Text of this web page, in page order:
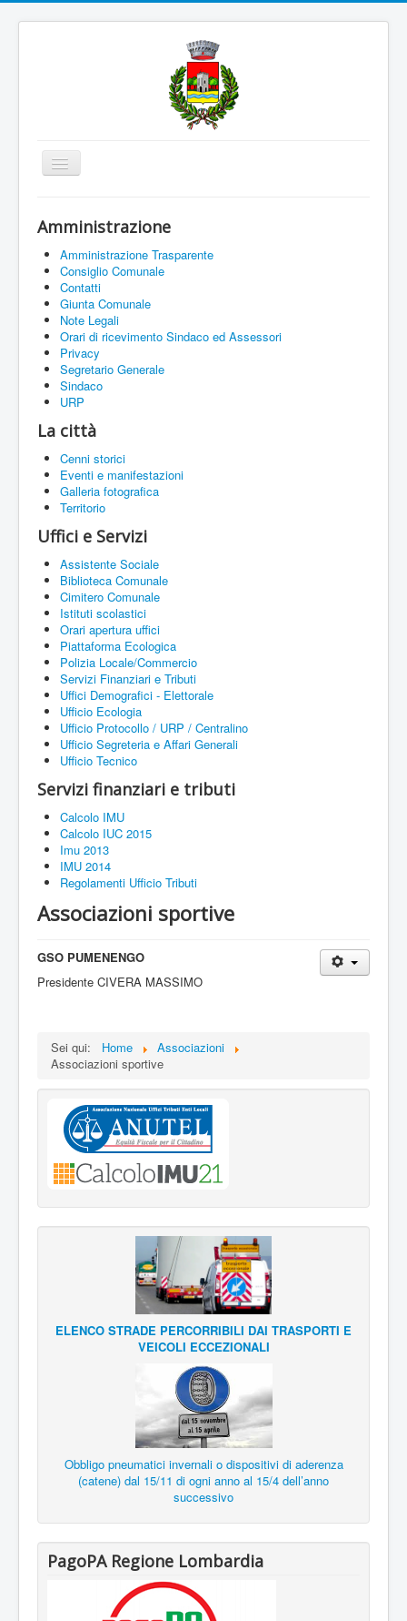
Cambia
navigazione
Amministrazione
Uffici e Servizi
La città
Associazioni
Documenti On Line
Informazioni
Amministrazione
Amministrazione Trasparente
Consiglio Comunale
Contatti
Giunta Comunale
Note Legali
Orari di ricevimento Sindaco ed Assessori
Privacy
Segretario Generale
Sindaco
URP
La città
Cenni storici
Eventi e manifestazioni
Galleria fotografica
Territorio
Uffici e Servizi
Assistente Sociale
Biblioteca Comunale
Cimitero Comunale
Istituti scolastici
Orari apertura uffici
Piattaforma Ecologica
Polizia Locale/Commercio
Servizi Finanziari e Tributi
Uffici Demografici - Elettorale
Ufficio Ecologia
Ufficio Protocollo / URP / Centralino
Ufficio Segreteria e Affari Generali
Ufficio Tecnico
Servizi finanziari e tributi
Calcolo IMU
Calcolo IUC 2015
Imu 2013
IMU 2014
Regolamenti Ufficio Tributi
Associazioni sportive
GSO PUMENENGO
Presidente CIVERA MASSIMO
Sei qui: Home
Associazioni
Associazioni sportive
ELENCO STRADE PERCORRIBILI DAI TRASPORTI E
VEICOLI ECCEZIONALI
Obbligo pneumatici invernali o dispositivi di aderenza
(catene) dal 15/11 di ogni anno al 15/4 dell’anno
successivo
PagoPA Regione Lombardia